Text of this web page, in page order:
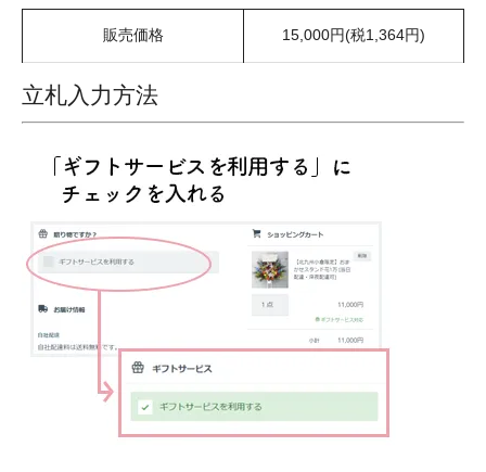
販売価格 15,000円(税1,364円)
立札入力方法